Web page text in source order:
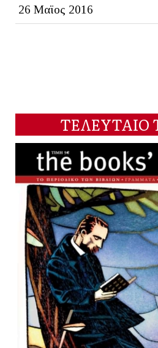
26 Μαϊος 2016
ΤΕΛΕΥΤΑΙΟ